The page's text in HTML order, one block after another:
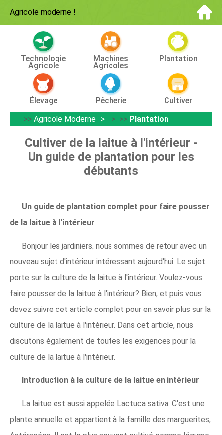
Agricole moderne !
Technologie
Agricole
Machines
Agricoles
Plantation
Élevage Pêcherie
Cultiver
>> Agricole Moderne > >> Plantation
Cultiver de la laitue à l'intérieur -
Un guide de plantation pour les
débutants
Un guide de plantation complet pour faire pousser
de la laitue à l'intérieur
Bonjour les jardiniers, nous sommes de retour avec un
nouveau sujet d'intérieur intéressant aujourd'hui. Le sujet
porte sur la culture de la laitue à l'intérieur. Voulez-vous
faire pousser de la laitue à l'intérieur? Bien, et puis vous
devez suivre cet article complet pour en savoir plus sur la
culture de la laitue à l'intérieur. Dans cet article, nous
discutons également de toutes les exigences pour la
culture de la laitue à l'intérieur.
Introduction à la culture de la laitue en intérieur
La laitue est aussi appelée Lactuca sativa. C'est une
plante annuelle et appartient à la famille des marguerites,